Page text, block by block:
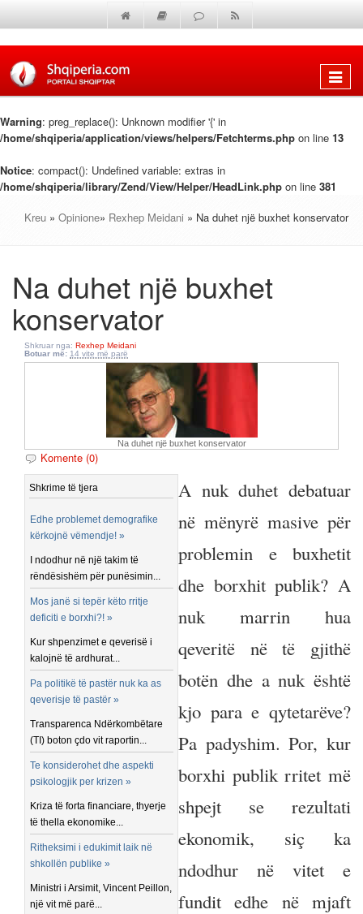
Shfaq
Warning: preg_replace(): Unknown modifier '{' in
/home/shqiperia/application/views/helpers/Fetchterms.php on line 13
Notice: compact(): Undefined variable: extras in
/home/shqiperia/library/Zend/View/Helper/HeadLink.php on line 381
Kreu » Opinione» Rexhep Meidani » Na duhet një buxhet konservator
Na duhet një buxhet
konservator
Shkruar nga: Rexhep Meidani
Botuar më: 14 vite më parë
Na duhet një buxhet konservator
Komente (0)
Shkrime të tjera
Edhe problemet demografike
kërkojnë vëmendje! »
I ndodhur në një takim të
rëndësishëm për punësimin...
Mos janë si tepër këto rritje
deficiti e borxhi?! »
Kur shpenzimet e qeverisë i
kalojnë të ardhurat...
Pa politikë të pastër nuk ka as
qeverisje të pastër »
Transparenca Ndërkombëtare
(TI) boton çdo vit raportin...
Te konsiderohet dhe aspekti
psikologjik per krizen »
Kriza të forta financiare, thyerje
të thella ekonomike...
Ritheksimi i edukimit laik në
shkollën publike »
Ministri i Arsimit, Vincent Peillon,
një vit më parë...
A nuk duhet debatuar
në mënyrë masive për
problemin e buxhetit
dhe borxhit publik? A
nuk marrin hua
qeveritë në të gjithë
botën dhe a nuk është
kjo para e qytetarëve?
Pa padyshim. Por, kur
borxhi publik rritet më
shpejt se rezultati
ekonomik, siç ka
ndodhur në vitet e
fundit edhe në mjaft